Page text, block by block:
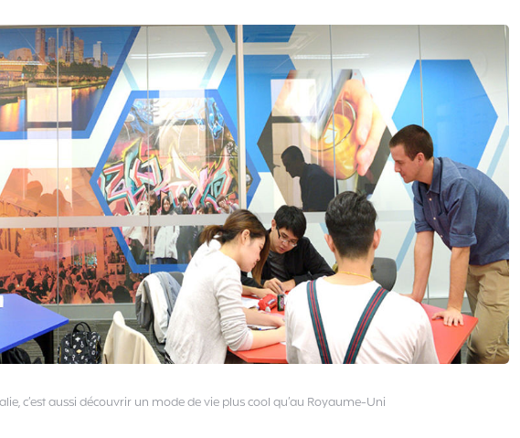
c’est aussi découvrir un mode de vie plus cool qu’au Royaume-Uni